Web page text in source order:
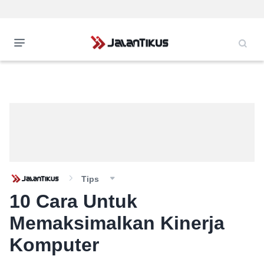
Tips
10 Cara Untuk
Memaksimalkan Kinerja
Komputer